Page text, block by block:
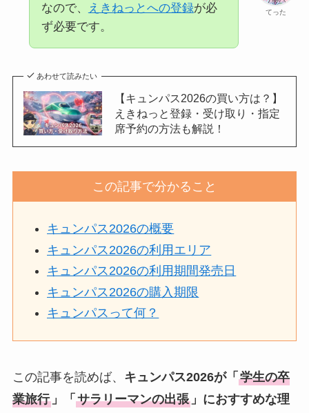
てった
なので、
えきねっとへの登録が必
ず必要です。
あわせて読みたい
【キュンパス2026の買い方は？】
えきねっと登録・受け取り・指定
席予約の方法も解説！
この記事で分かること
キュンパス2026の概要
キュンパス2026の利用エリア
キュンパス2026の利用期間発売日
キュンパス2026の購入期限
キュンパスって何？
この記事を読めば、 キュンパス2026が「 学生の卒
業旅行」「 サラリーマンの出張」におすすめな理